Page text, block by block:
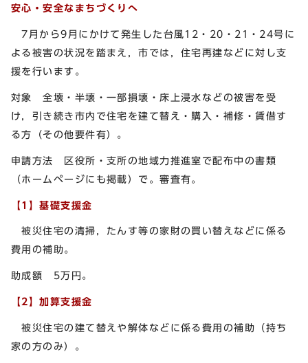
安心・安全なまちづくりへ
7月から9月にかけて発生した台風12・20・21・24号に
よる被害の状況を踏まえ，市では，住宅再建などに対し支
援を行います。
対象 全壊・半壊・一部損壊・床上浸水などの被害を受
け，引き続き市内で住宅を建て替え・購入・補修・賃借す
る方（その他要件有）。
申請方法 区役所・支所の地域力推進室で配布中の書類
（ホームページにも掲載）で。審査有。
【1】基礎支援金
被災住宅の清掃，たんす等の家財の買い替えなどに係る
費用の補助。
助成額 5万円。
【2】加算支援金
被災住宅の建て替えや解体などに係る費用の補助（持ち
家の方のみ）。